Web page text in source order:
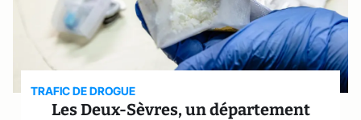
TRAFIC DE DROGUE
Les Deux-Sèvres, un département